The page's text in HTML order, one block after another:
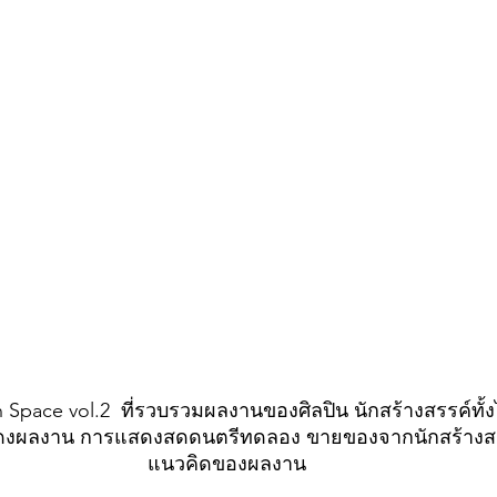
vol.2  ที่รวบรวมผลงานของศิลปิน นักสร้างสรรค์ทั้
ผลงาน การแสดงสดดนตรีทดลอง ขายของจากนักสร้าง
แนวคิดของผลงาน